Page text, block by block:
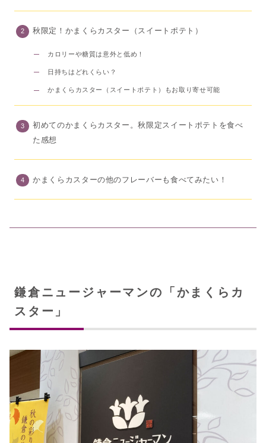
秋限定！かまくらカスター（スイートポテト）
カロリーや糖質は意外と低め！
日持ちはどれくらい？
かまくらカスター（スイートポテト）もお取り寄せ可能
初めてのかまくらカスター。秋限定スイートポテトを食べ
た感想
かまくらカスターの他のフレーバーも食べてみたい！
鎌倉ニュージャーマンの「かまくらカ
スター」